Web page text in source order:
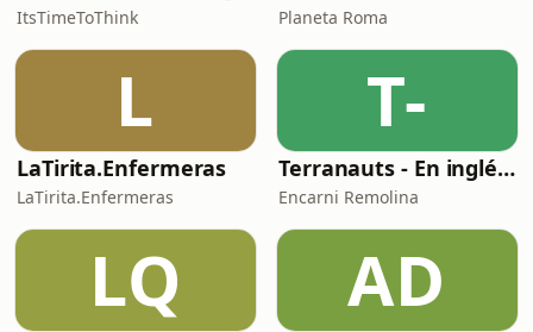
ItsTimeToThink Planeta Roma
L
LaTirita.Enfermeras
LaTirita.Enfermeras
T-
Terranauts - En inglés y en español. Science and nature in 5 minutes
Encarni Remolina
LQ AD